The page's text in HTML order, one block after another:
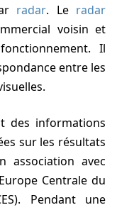
radar. Le radar
voisin et
Il
entre les
des informations
sur les résultats
association avec
Centrale du
Pendant une